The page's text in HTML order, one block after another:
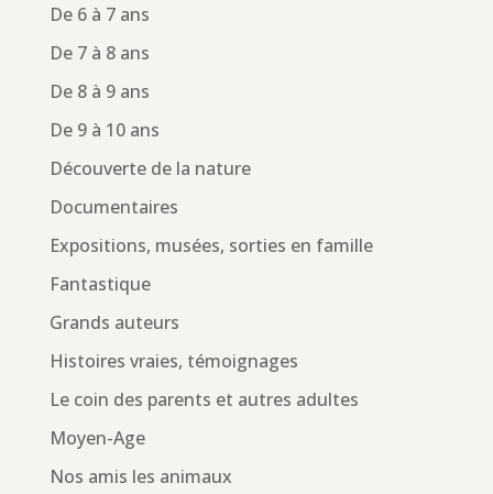
De 6 à 7 ans
De 7 à 8 ans
De 8 à 9 ans
De 9 à 10 ans
Découverte de la nature
Documentaires
Expositions, musées, sorties en famille
Fantastique
Grands auteurs
Histoires vraies, témoignages
Le coin des parents et autres adultes
Moyen-Age
Nos amis les animaux